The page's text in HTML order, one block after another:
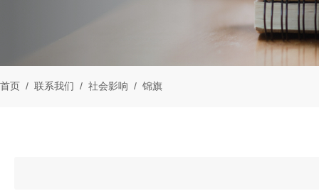
首页 / 联系我们 / 社会影响 / 锦旗